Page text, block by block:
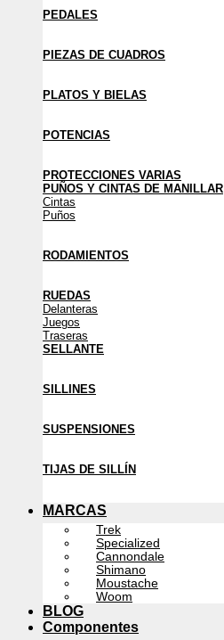
PEDALES
PIEZAS DE CUADROS
PLATOS Y BIELAS
POTENCIAS
PROTECCIONES VARIAS
PUÑOS Y CINTAS DE MANILLAR
Cintas
Puños
RODAMIENTOS
RUEDAS
Delanteras
Juegos
Traseras
SELLANTE
SILLINES
SUSPENSIONES
TIJAS DE SILLÍN
MARCAS
Trek
Specialized
Cannondale
Shimano
Moustache
Woom
BLOG
Componentes